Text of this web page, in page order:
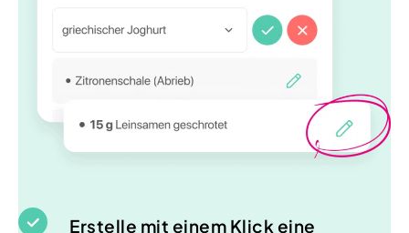
Erstelle mit einem Klick eine